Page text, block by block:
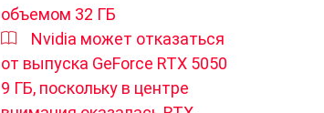
объемом 32 ГБ
Nvidia может отказаться
от выпуска GeForce RTX 5050
9 ГБ, поскольку в центре